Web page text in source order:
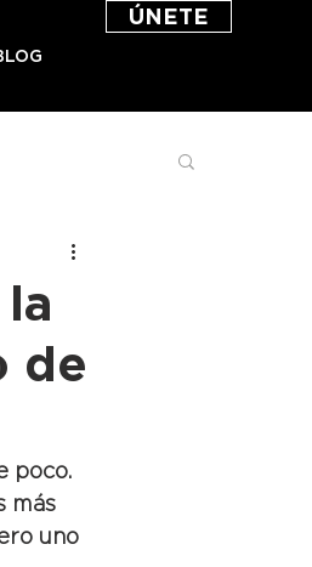
ÚNETE
de
poco.
más
uno